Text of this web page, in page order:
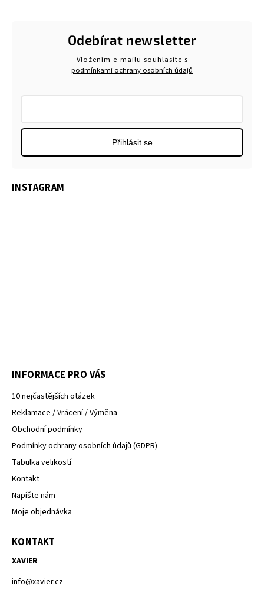
Odebírat newsletter
Vložením e-mailu souhlasíte s
podmínkami ochrany osobních údajů
Přihlásit se
INSTAGRAM
INFORMACE PRO VÁS
10 nejčastějších otázek
Reklamace / Vrácení / Výměna
Obchodní podmínky
Podmínky ochrany osobních údajů (GDPR)
Tabulka velikostí
Kontakt
Napište nám
Moje objednávka
KONTAKT
XAVIER
info@xavier.cz